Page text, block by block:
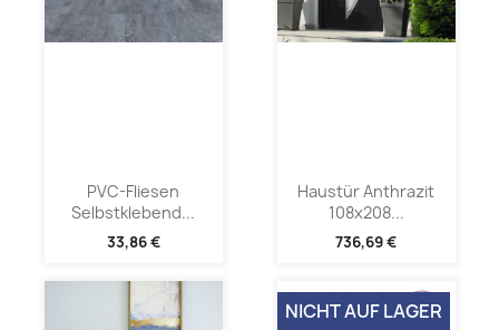
PVC-Fliesen
Selbstklebend...
33,86 €
Haustür Anthrazit
108x208...
736,69 €
NICHT AUF LAGER